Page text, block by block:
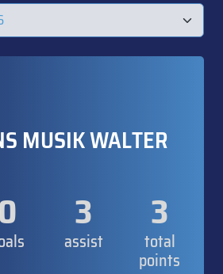
MUSIK WALTER
0 3
assist
3
total
points